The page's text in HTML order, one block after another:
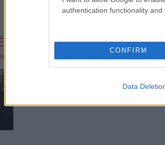
authentication functionality
CONFIRM
Data
A
RERECORDER